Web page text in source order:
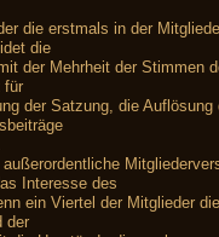
die erstmals in der
die
der Mehrheit der Stimmen
für
der Satzung, die Auflösung
Interesse des
ein Viertel der Mitglieder
der